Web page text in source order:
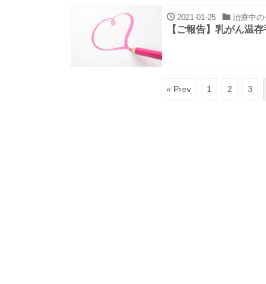
2021-01-25 治療中の
【ご報告】乳がん温
« Prev 1 2 3